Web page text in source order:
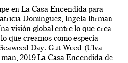
en La Casa Encendida para
Domínguez, Ingela Ihrman
visión global entre lo que crea
que creamos como especia
Day: Gut Weed (Ulva
2019 La Casa Encendida de